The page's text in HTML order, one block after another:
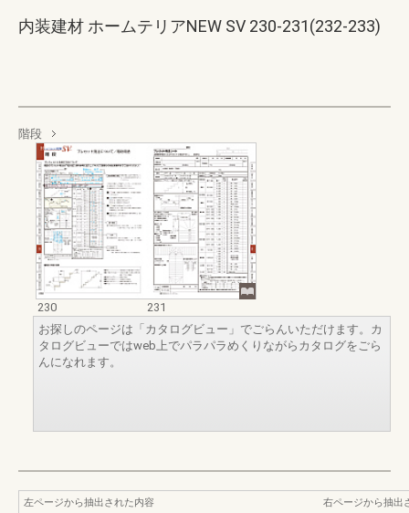
内装建材 ホームテリアNEW SV 230-231(232-233)
階段
230
231
お探しのページは「カタログビュー」でごらんいただけます。カ
タログビューではweb上でパラパラめくりながらカタログをごら
んになれます。
左ページから抽出された内容
右ページから抽出